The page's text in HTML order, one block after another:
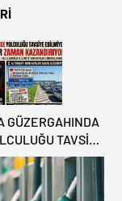
GÜZERGAHINDA
TAVSİYE
ALTERNATİF